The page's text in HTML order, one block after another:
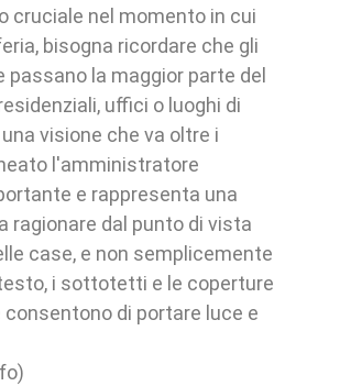
cruciale nel momento in cui
bisogna ricordare che gli
la maggior parte del
uffici o luoghi di
visione che va oltre i
l'amministratore
e rappresenta una
ragionare dal punto di vista
case, e non semplicemente
i sottotetti e le coperture
di portare luce e